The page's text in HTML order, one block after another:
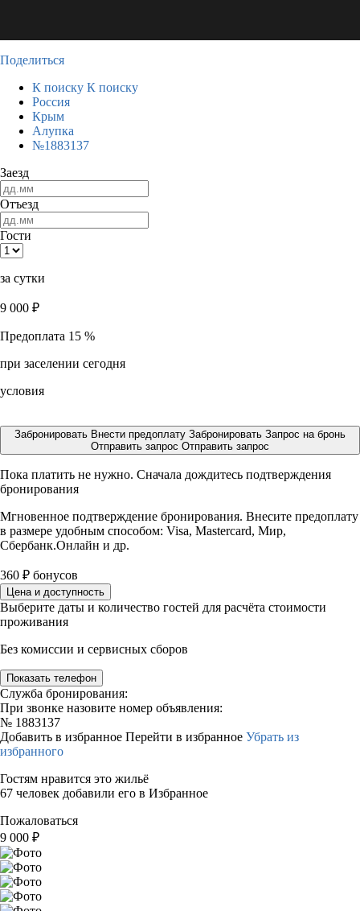
Поделиться
К поиску К поиску
Россия
Крым
Алупка
№1883137
Заезд
Отъезд
Гости
за сутки
9 000 ₽
Предоплата 15 %
при заселении сегодня
условия
Забронировать Внести предоплату Забронировать Запрос на бронь
Отправить запрос Отправить запрос
Пока платить не нужно. Сначала дождитесь подтверждения
бронирования
Мгновенное подтверждение бронирования. Внесите предоплату
в размере удобным способом: Visa, Mastercard, Мир,
Сбербанк.Онлайн и др.
360 ₽ бонусов
Цена и доступность
Выберите даты и количество гостей для расчёта стоимости
проживания
Без комиссии и сервисных сборов
Показать телефон
Служба бронирования:
При звонке назовите номер объявления:
№ 1883137
Добавить в избранное Перейти в избранное Убрать из
избранного
Гостям нравится это жильё
67 человек добавили его в Избранное
Пожаловаться
9 000 ₽